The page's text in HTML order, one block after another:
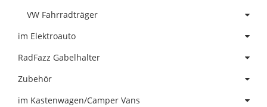
VW Fahrradträger
im Elektroauto
RadFazz Gabelhalter
Zubehör
im Kastenwagen/Camper Vans